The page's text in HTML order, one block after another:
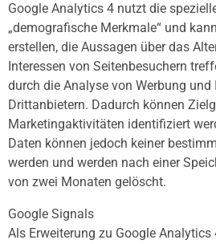
Google Analytics 4 nutzt die
„demografische Merkmale“ und
erstellen, die Aussagen über das
Interessen von Seitenbesuchern
durch die Analyse von Werbung
Drittanbietern. Dadurch können
Marketingaktivitäten identifiziert
Daten können jedoch keiner
werden und werden nach einer
von zwei Monaten gelöscht.
Google Signals
Als Erweiterung zu Google